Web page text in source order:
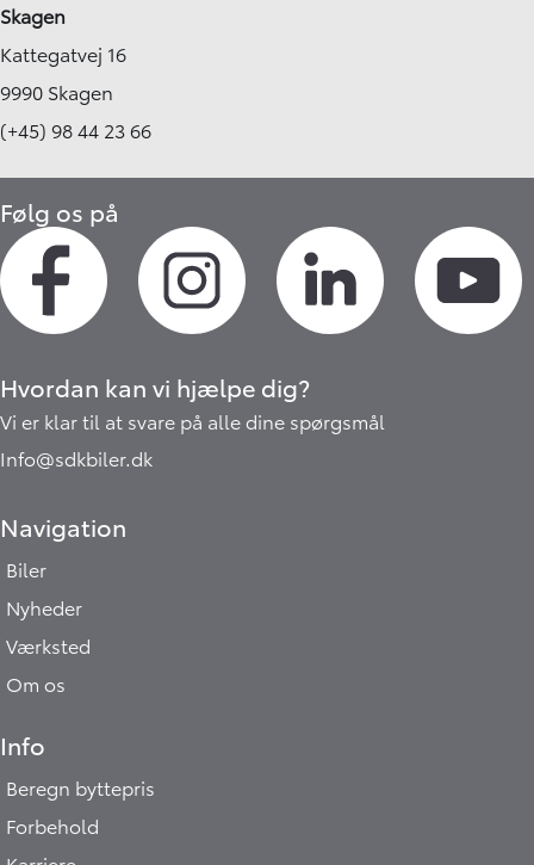
Skagen
Kattegatvej 16
9990 Skagen
(+45) 98 44 23 66
Følg os på
Hvordan kan vi hjælpe dig?
Vi er klar til at svare på alle dine spørgsmål
Info@sdkbiler.dk
Navigation
Biler
Nyheder
Værksted
Om os
Info
Beregn byttepris
Forbehold